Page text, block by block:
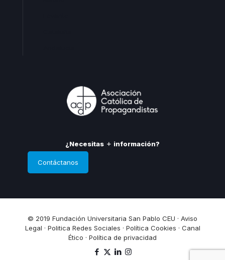
¿Necesitas información?
Contáctanos
© 2019 Fundación Universitaria San Pablo CEU · Aviso
Legal · Politica Redes Sociales · Política Cookies · Canal
Ético · Política de privacidad